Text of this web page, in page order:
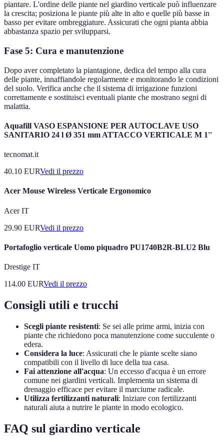
piantare. L'ordine delle piante nel giardino verticale può influenzare
la crescita; posiziona le piante più alte in alto e quelle più basse in
basso per evitare ombreggiature. Assicurati che ogni pianta abbia
abbastanza spazio per svilupparsi.
Fase 5: Cura e manutenzione
Dopo aver completato la piantagione, dedica del tempo alla cura
delle piante, innaffiandole regolarmente e monitorando le condizioni
del suolo. Verifica anche che il sistema di irrigazione funzioni
correttamente e sostituisci eventuali piante che mostrano segni di
malattia.
Aquafill VASO ESPANSIONE PER AUTOCLAVE USO
SANITARIO 24 l Ø 351 mm ATTACCO VERTICALE M 1''
tecnomat.it
40.10 EURVedi il prezzo
Acer Mouse Wireless Verticale Ergonomico
Acer IT
29.90 EURVedi il prezzo
Portafoglio verticale Uomo piquadro PU1740B2R-BLU2 Blu
Drestige IT
114.00 EURVedi il prezzo
Consigli utili e trucchi
Scegli piante resistenti: Se sei alle prime armi, inizia con
piante che richiedono poca manutenzione come succulente o
edera.
Considera la luce: Assicurati che le piante scelte siano
compatibili con il livello di luce della tua casa.
Fai attenzione all'acqua: Un eccesso d'acqua è un errore
comune nei giardini verticali. Implementa un sistema di
drenaggio efficace per evitare il marciume radicale.
Utilizza fertilizzanti naturali: Iniziare con fertilizzanti
naturali aiuta a nutrire le piante in modo ecologico.
FAQ sul giardino verticale